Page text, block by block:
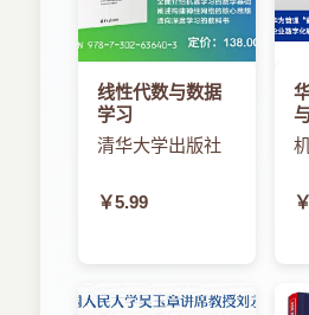
线性代数与数据
学习
清华大学出版社
￥5.99